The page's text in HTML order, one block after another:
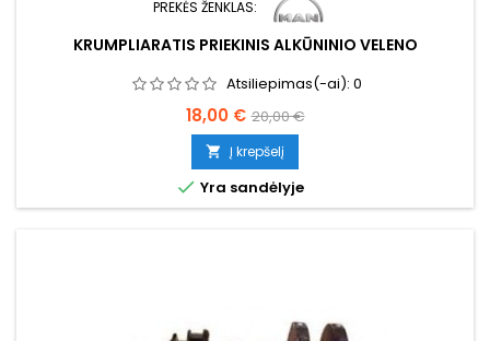
PREKĖS ŽENKLAS:
KRUMPLIARATIS PRIEKINIS ALKŪNINIO VELENO
Atsiliepimas(-ai): 0
Kaina
18,00 € Bazinė
kaina
20,00 €
 Į krepšelį
 Yra sandėlyje